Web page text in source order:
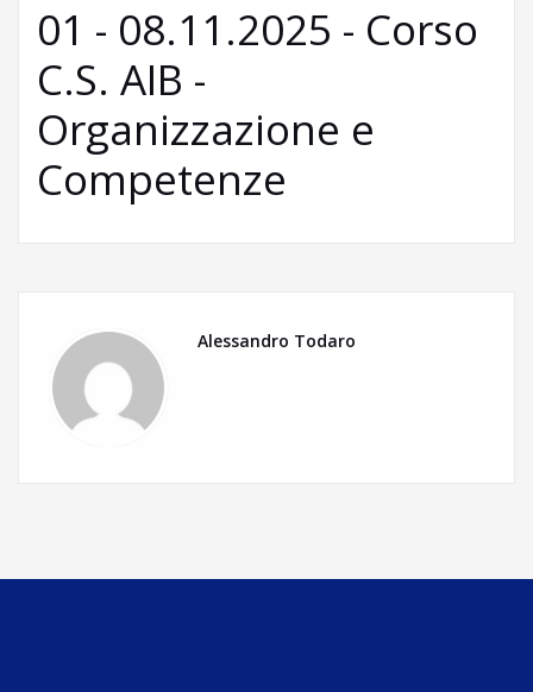
01 - 08.11.2025 - Corso
C.S. AIB -
Organizzazione e
Competenze
Alessandro Todaro